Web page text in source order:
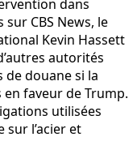
dans
sur CBS News, le
Kevin Hassett
autorités
douane si la
faveur de Trump.
utilisées
l’acier et